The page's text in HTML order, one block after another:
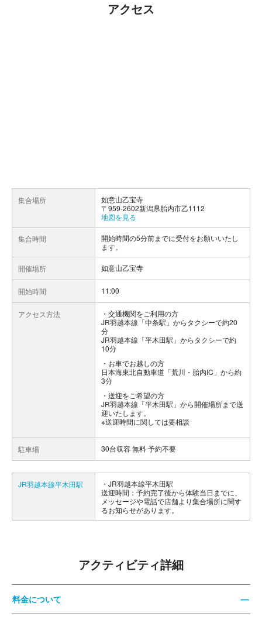
アクセス
集合場所
如意山乙宝寺
〒959-2602新潟県胎内市乙1112
地図を見る
集合時間
開始時間の5分前までに受付をお願いいたし
ます。
開催場所 如意山乙宝寺
開始時間 11:00
アクセス方法
交通機関をご利用の方
JR羽越本線「中条駅」からタクシーで約20
分
JR羽越本線「平木田駅」からタクシーで約
10分
お車でお越しの方
日本海東北自動車道「荒川・胎内IC」から約
3分
送迎をご希望の方
JR羽越本線「平木田駅」から開催場所まで送
迎いたします。
※送迎時間に関しては要相談
駐車場 30台収容 無料 予約不要
JR羽越本線平木田駅
JR羽越本線平木田駅
送迎時間：予約完了後から体験当日までに、
メッセージや電話で店舗より集合場所に関す
るお知らせがあります。
アクティビティ詳細
料金について